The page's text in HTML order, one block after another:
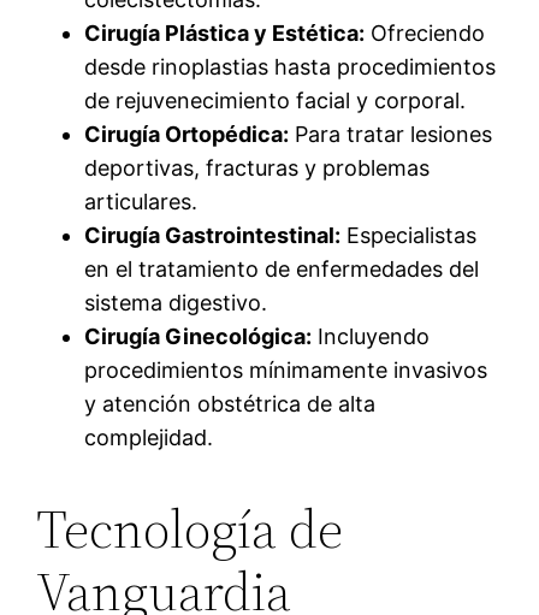
Cirugía Plástica y Estética: Ofreciendo
desde rinoplastias hasta procedimientos
de rejuvenecimiento facial y corporal.
Cirugía Ortopédica: Para tratar lesiones
deportivas, fracturas y problemas
articulares.
Cirugía Gastrointestinal: Especialistas
en el tratamiento de enfermedades del
sistema digestivo.
Cirugía Ginecológica: Incluyendo
procedimientos mínimamente invasivos
y atención obstétrica de alta
complejidad.
Tecnología de
Vanguardia